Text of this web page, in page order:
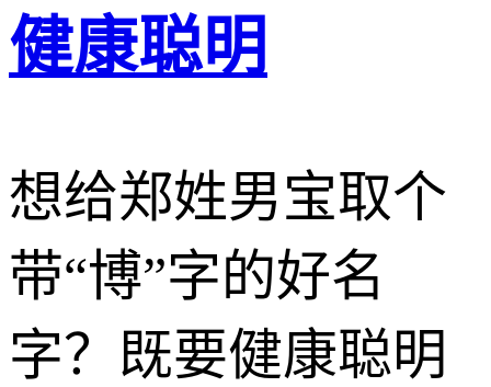
健康聪明
想给郑姓男宝取个
带“博”字的好名
字？既要健康聪明